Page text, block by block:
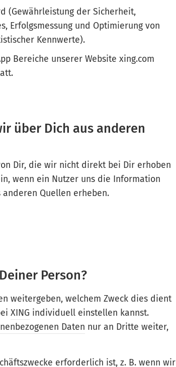
(Gewährleistung der Sicherheit,
Erfolgsmessung und Optimierung von
Kennwerte).
Bereiche unserer Website xing.com
über Dich aus anderen
Dir, die wir nicht direkt bei Dir erhoben
wenn ein Nutzer uns die Information
Quellen erheben.
Person?
weitergeben, welchem Zweck dies dient
XING individuell einstellen kannst.
Daten nur an Dritte weiter,
erforderlich ist, z. B. wenn wir